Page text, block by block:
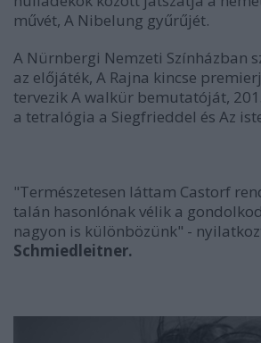
művét, A Nibelung gyűrűjét.
A Nürnbergi Nemzeti Színházban
az előjáték, A Rajna kincse
tervezik A walkür bemutatóját,
a tetralógia a Siegfrieddel és Az
"Természetesen láttam Castorf
talán hasonlónak vélik a
nagyon is különbözünk" -
Schmiedleitner.